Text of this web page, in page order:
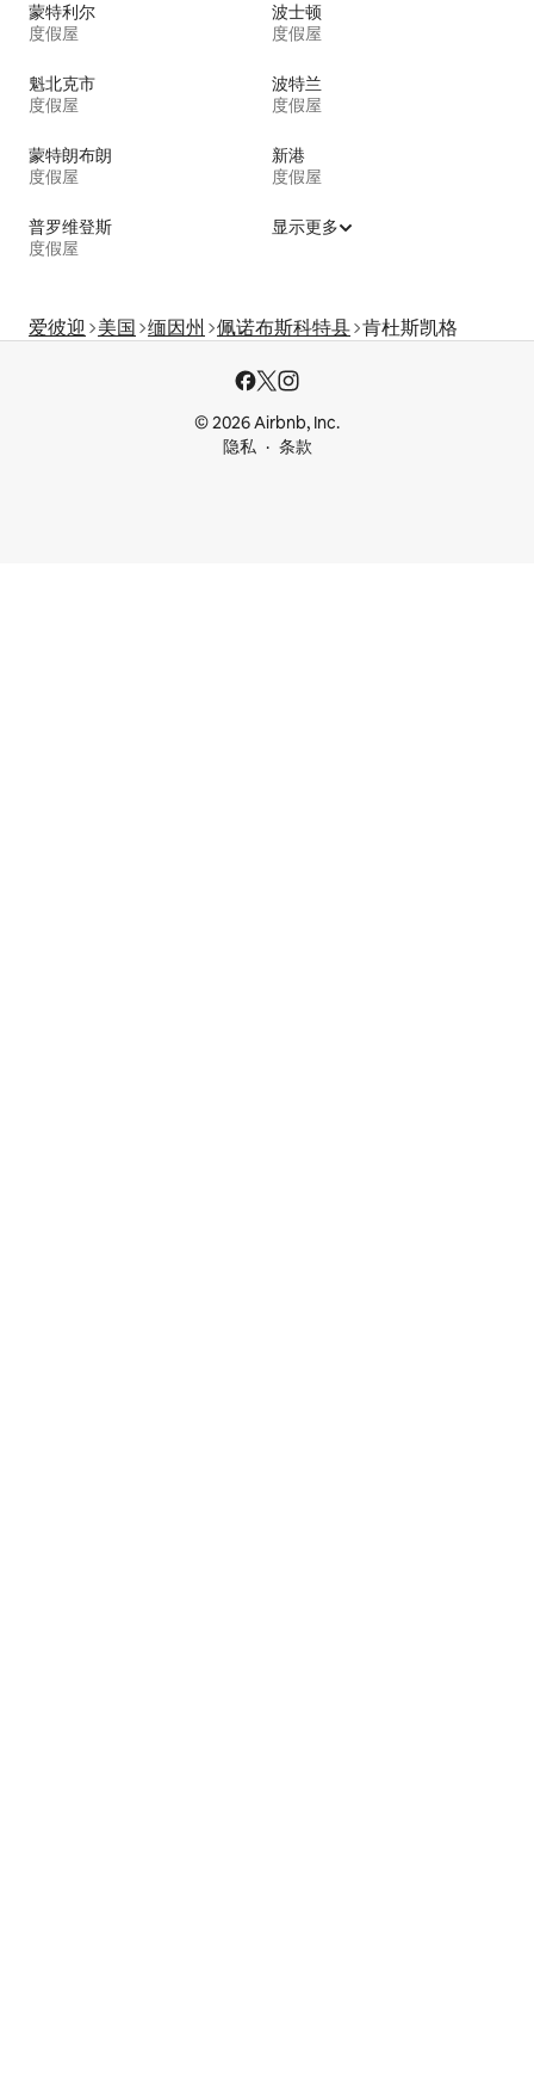
蒙特利尔
度假屋
波士顿
度假屋
魁北克市
度假屋
波特兰
度假屋
蒙特朗布朗
度假屋
新港
度假屋
普罗维登斯
度假屋
显示更多
爱彼迎 美国 缅因州 佩诺布斯科特县 肯杜斯凯格
© 2026 Airbnb, Inc.
隐私
条款